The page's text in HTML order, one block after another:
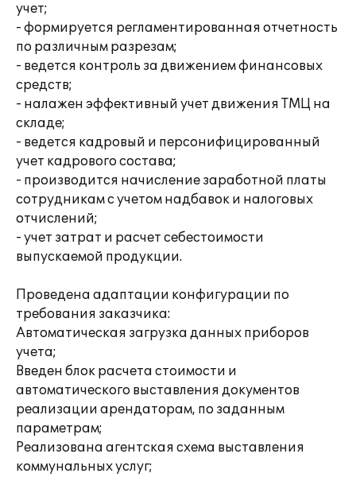
учет;
- формируется регламентированная отчетность
по различным разрезам;
- ведется контроль за движением финансовых
средств;
- налажен эффективный учет движения ТМЦ на
складе;
- ведется кадровый и персонифицированный
учет кадрового состава;
- производится начисление заработной платы
сотрудникам с учетом надбавок и налоговых
отчислений;
- учет затрат и расчет себестоимости
выпускаемой продукции.
Проведена адаптации конфигурации по
требования заказчика:
Автоматическая загрузка данных приборов
учета;
­Введен блок расчета стоимости и
автоматического выставления документов
реализации арендаторам, по заданным
параметрам;
­Реализована агентская схема выставления
коммунальных услуг;